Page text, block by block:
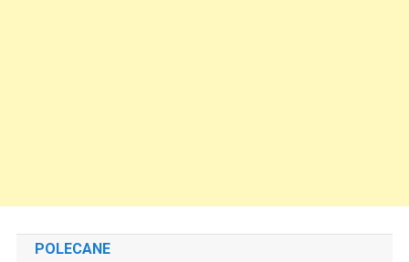
POLECANE